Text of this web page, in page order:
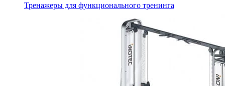
Тренажеры для функционального тренинга